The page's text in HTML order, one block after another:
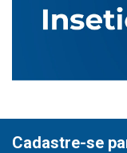
Cadastre-se